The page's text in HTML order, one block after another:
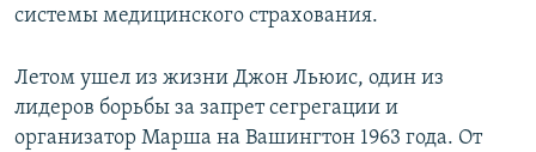
системы медицинского страхования.
Летом ушел из жизни Джон Льюис, один из
лидеров борьбы за запрет сегрегации и
организатор Марша на Вашингтон 1963 года. От